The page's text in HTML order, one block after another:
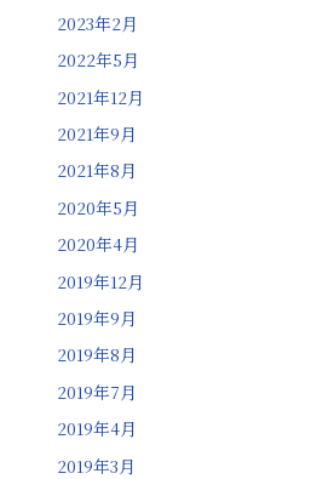
2023年2月
2022年5月
2021年12月
2021年9月
2021年8月
2020年5月
2020年4月
2019年12月
2019年9月
2019年8月
2019年7月
2019年4月
2019年3月